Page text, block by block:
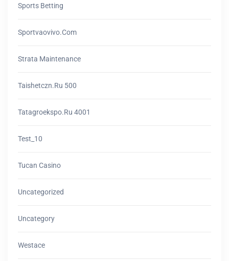
Sports Betting
Sportvaovivo.com
Strata Maintenance
Taishetczn.ru 500
Tatagroekspo.ru 4001
Test_10
Tucan Casino
Uncategorized
Uncategory
Westace